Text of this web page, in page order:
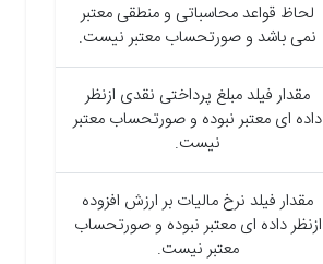
لحاظ قواعد محاسباتی و منطقی معتبر
نمی باشد و صورتحساب معتبر نیست.
مقدار فیلد مبلغ پرداختی نقدی ازنظر
داده ای معتبر نبوده و صورتحساب معتبر
نیست.
مقدار فیلد نرخ مالیات بر ارزش افزوده
ازنظر داده ای معتبر نبوده و صورتحساب
معتبر نیست.